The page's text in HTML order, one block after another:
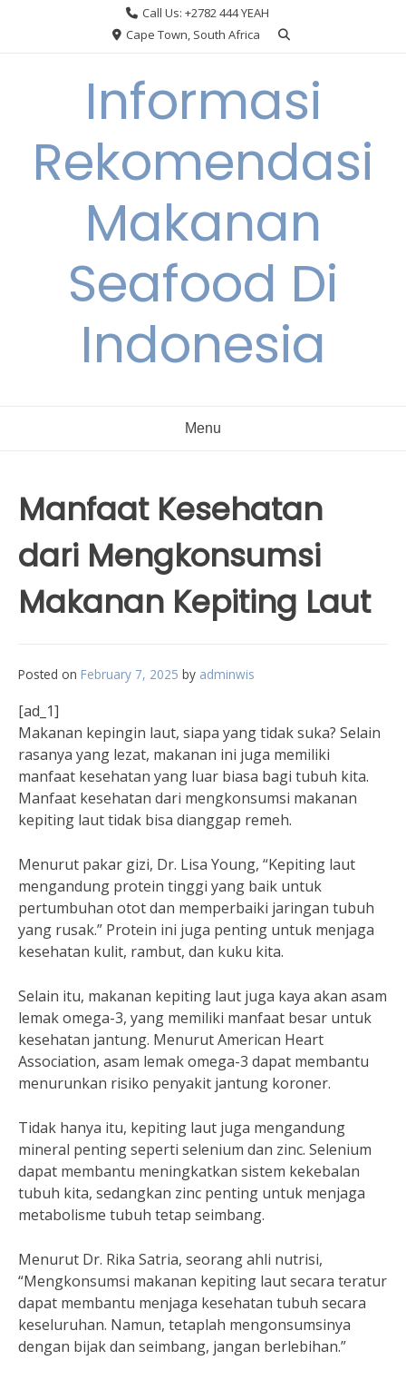
Call Us: +2782 444 YEAH
Cape Town, South Africa
Informasi
Rekomendasi
Makanan
Seafood Di
Indonesia
Menu
Manfaat Kesehatan
dari Mengkonsumsi
Makanan Kepiting Laut
Posted on February 7, 2025 by adminwis
[ad_1]
Makanan kepingin laut, siapa yang tidak suka? Selain
rasanya yang lezat, makanan ini juga memiliki
manfaat kesehatan yang luar biasa bagi tubuh kita.
Manfaat kesehatan dari mengkonsumsi makanan
kepiting laut tidak bisa dianggap remeh.
Menurut pakar gizi, Dr. Lisa Young, “Kepiting laut
mengandung protein tinggi yang baik untuk
pertumbuhan otot dan memperbaiki jaringan tubuh
yang rusak.” Protein ini juga penting untuk menjaga
kesehatan kulit, rambut, dan kuku kita.
Selain itu, makanan kepiting laut juga kaya akan asam
lemak omega-3, yang memiliki manfaat besar untuk
kesehatan jantung. Menurut American Heart
Association, asam lemak omega-3 dapat membantu
menurunkan risiko penyakit jantung koroner.
Tidak hanya itu, kepiting laut juga mengandung
mineral penting seperti selenium dan zinc. Selenium
dapat membantu meningkatkan sistem kekebalan
tubuh kita, sedangkan zinc penting untuk menjaga
metabolisme tubuh tetap seimbang.
Menurut Dr. Rika Satria, seorang ahli nutrisi,
“Mengkonsumsi makanan kepiting laut secara teratur
dapat membantu menjaga kesehatan tubuh secara
keseluruhan. Namun, tetaplah mengonsumsinya
dengan bijak dan seimbang, jangan berlebihan.”